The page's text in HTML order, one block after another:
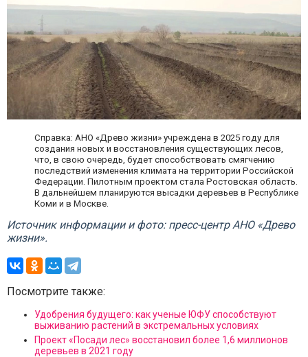
Справка: АНО «Древо жизни» учреждена в 2025 году для
создания новых и восстановления существующих лесов,
что, в свою очередь, будет способствовать смягчению
последствий изменения климата на территории Российской
Федерации. Пилотным проектом стала Ростовская область.
В дальнейшем планируются высадки деревьев в Республике
Коми и в Москве.
Источник информации и фото: пресс-центр АНО «Древо
жизни».
Посмотрите также:
Удобрения будущего: как ученые ЮФУ способствуют
выживанию растений в экстремальных условиях
Проект «Посади лес» восстановил более 1,6 миллионов
деревьев в 2021 году